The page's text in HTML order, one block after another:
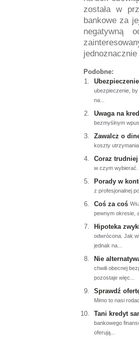
została w
bankowe za
negatywną
Podobne:
ubezpieczenie,
na...
Uwaga na
bezmyślnym
Zawalcz o
koszty
Coraz
w czym wybierać.
Porady w
z profesjonalnej
Coś za coś
pewnym okresie,
Hipoteka
odwrócona. Jak
jednak na...
Nie
chwili obecnej
pozostaje więc...
Sprawdź
Mimo to nasi
Tani kredyt
bankowego
oferują...